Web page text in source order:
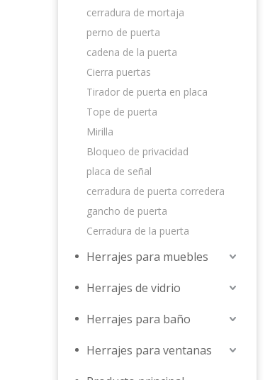
cerradura de mortaja
perno de puerta
cadena de la puerta
Cierra puertas
Tirador de puerta en placa
Tope de puerta
Mirilla
Bloqueo de privacidad
placa de señal
cerradura de puerta corredera
gancho de puerta
Cerradura de la puerta
Herrajes para muebles
Herrajes de vidrio
Herrajes para baño
Herrajes para ventanas